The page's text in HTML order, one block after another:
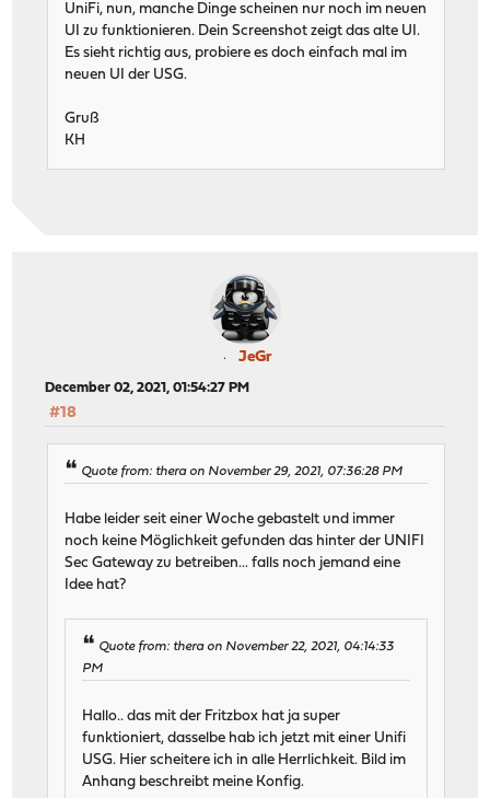
UniFi, nun, manche Dinge scheinen nur noch im neuen
UI zu funktionieren. Dein Screenshot zeigt das alte UI.
Es sieht richtig aus, probiere es doch einfach mal im
neuen UI der USG.
Gruß
KH
JeGr
December 02, 2021, 01:54:27 PM
#18
Quote from: thera on November 29, 2021, 07:36:28 PM
Habe leider seit einer Woche gebastelt und immer
noch keine Möglichkeit gefunden das hinter der UNIFI
Sec Gateway zu betreiben... falls noch jemand eine
Idee hat?
Quote from: thera on November 22, 2021, 04:14:33
PM
Hallo.. das mit der Fritzbox hat ja super
funktioniert, dasselbe hab ich jetzt mit einer Unifi
USG. Hier scheitere ich in alle Herrlichkeit. Bild im
Anhang beschreibt meine Konfig.